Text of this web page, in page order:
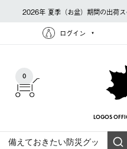
2026年 夏季（お盆）期間の出荷
ログイン
0
LOGOS